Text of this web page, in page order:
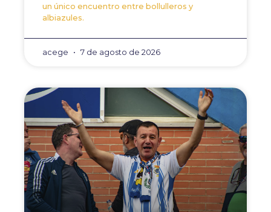
un único encuentro entre bollulleros y
albiazules.
acege 7 de agosto de 2026